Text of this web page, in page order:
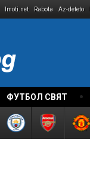
Imoti.net Rabota Az-deteto
ФУТБОЛ СВЯТ